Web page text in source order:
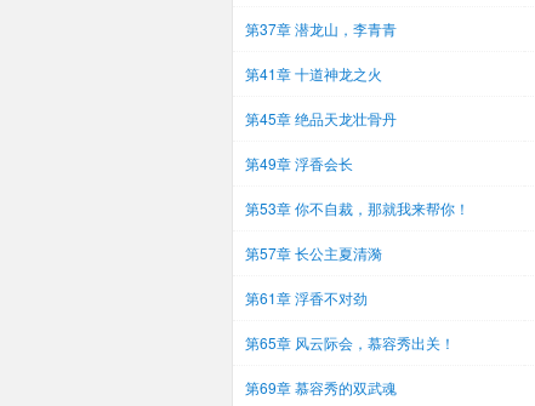
第37章 潜龙山，李青青
第41章 十道神龙之火
第45章 绝品天龙壮骨丹
第49章 浮香会长
第53章 你不自裁，那就我来帮你！
第57章 长公主夏清漪
第61章 浮香不对劲
第65章 风云际会，慕容秀出关！
第69章 慕容秀的双武魂